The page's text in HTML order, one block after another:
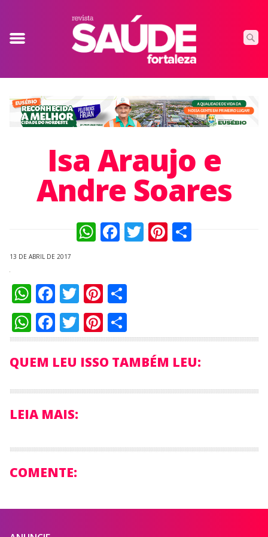
Isa Araujo e
Andre Soares
WhatsApp
Facebook
TwitterPinterest
13 DE ABRIL DE 2017
WhatsApp
Facebook
Twitter
Pinterest
Compartilhar
WhatsApp
Facebook
Twitter
Pinterest
Compartilhar
QUEM LEU ISSO TAMBÉM LEU:
LEIA MAIS:
COMENTE: